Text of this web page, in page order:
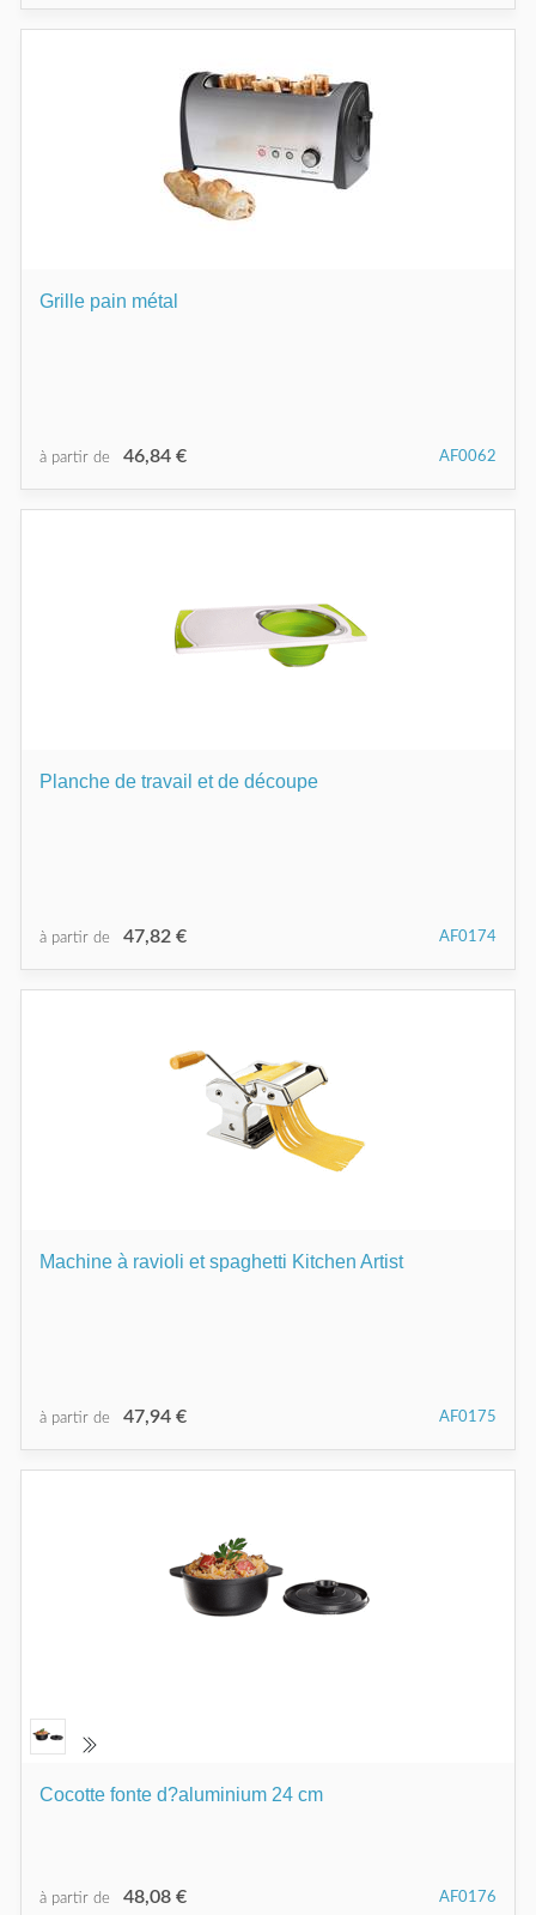
Grille pain métal
à partir de 46,84 € AF0062
Planche de travail et de découpe
à partir de 47,82 € AF0174
Machine à ravioli et spaghetti Kitchen Artist
à partir de 47,94 € AF0175
Cocotte fonte d?aluminium 24 cm
à partir de 48,08 € AF0176